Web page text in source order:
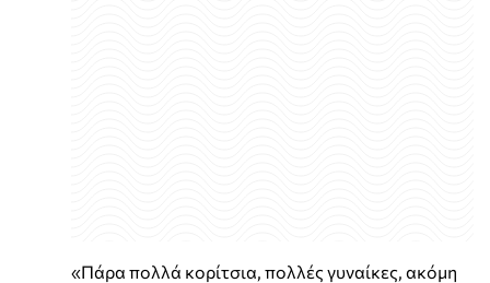
«Πάρα πολλά κορίτσια, πολλές γυναίκες, ακόμη